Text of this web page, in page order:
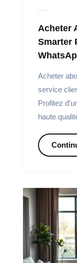
Acheter
Smarter
Acheter
service
Profitez
haute